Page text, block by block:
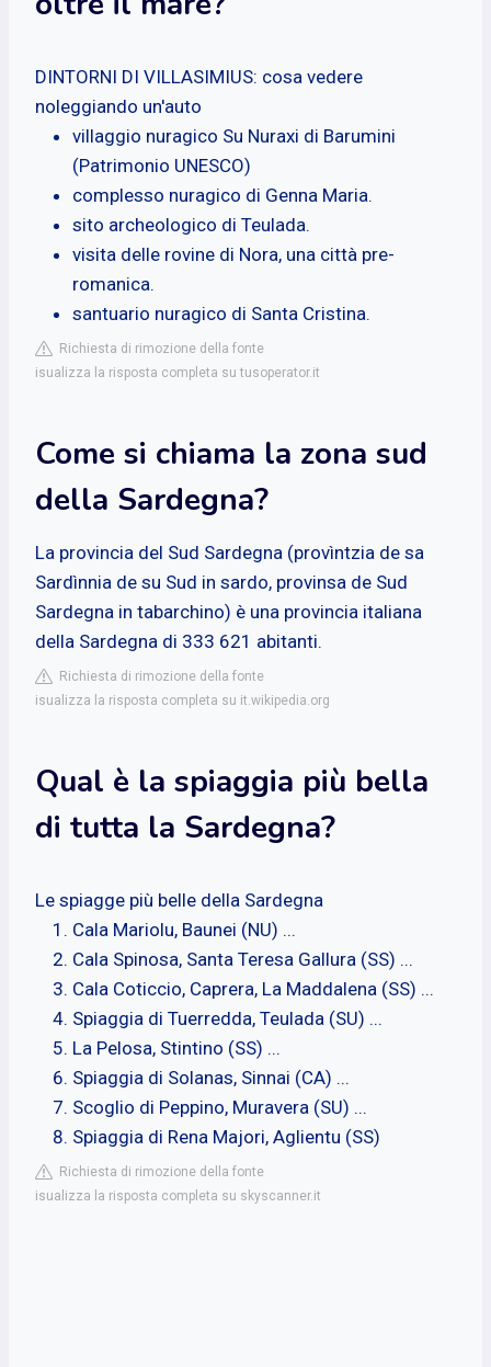
DINTORNI DI VILLASIMIUS: cosa vedere
noleggiando un'auto
villaggio nuragico Su Nuraxi di Barumini
(Patrimonio UNESCO)
complesso nuragico di Genna Maria.
sito archeologico di Teulada.
visita delle rovine di Nora, una città pre-
romanica.
santuario nuragico di Santa Cristina.
Richiesta di rimozione della fonte
isualizza la risposta completa su tusoperator.it
Come si chiama la zona sud
della Sardegna?
La provincia del Sud Sardegna (provìntzia de sa
Sardìnnia de su Sud in sardo, provinsa de Sud
Sardegna in tabarchino) è una provincia italiana
della Sardegna di 333 621 abitanti.
Richiesta di rimozione della fonte
isualizza la risposta completa su it.wikipedia.org
Qual è la spiaggia più bella
di tutta la Sardegna?
Le spiagge più belle della Sardegna
Cala Mariolu, Baunei (NU) ...
Cala Spinosa, Santa Teresa Gallura (SS) ...
Cala Coticcio, Caprera, La Maddalena (SS) ...
Spiaggia di Tuerredda, Teulada (SU) ...
La Pelosa, Stintino (SS) ...
Spiaggia di Solanas, Sinnai (CA) ...
Scoglio di Peppino, Muravera (SU) ...
Spiaggia di Rena Majori, Aglientu (SS)
Richiesta di rimozione della fonte
isualizza la risposta completa su skyscanner.it